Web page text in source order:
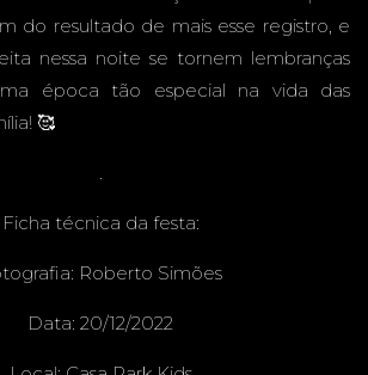
IL
do resultado de mais esse registro, e
nessa noite se tornem lembranças
época tão especial na vida das
🥰
.
Ficha técnica da festa:
Roberto Simões
Data: 20/12/2022